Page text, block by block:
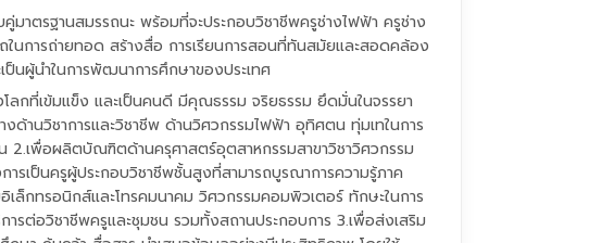
าตรฐานสมรรถนะ พร้อมที่จะประกอบวิชาชีพครูช่างไฟฟ้า ครูช่าง
นการถ่ายทอด สร้างสื่อ การเรียนการสอนที่ทันสมัยและสอดคล้อง
นผู้นำในการพัฒนาการศึกษาของประเทศ
กที่เข้มแข็ง และเป็นคนดี มีคุณธรรม จริยธรรม ยึดมั่นในจรรยา
านวิชาการและวิชาชีพ ด้านวิศวกรรมไฟฟ้า อุทิศตน ทุ่มเทในการ
2.เพื่อผลิตบัณฑิตด้านครุศาสตร์อุตสาหกรรมสาขาวิชาวิศวกรรม
เป็นครูผู้ประกอบวิชาชีพชั้นสูงที่สามารถบูรณาการความรู้ภาค
ล็กทรอนิกส์และโทรคมนาคม วิศวกรรมคอมพิวเตอร์ ทักษะในการ
ารต่อวิชาชีพครูและชุมชน รวมทั้งสถานประกอบการ 3.เพื่อส่งเสริม